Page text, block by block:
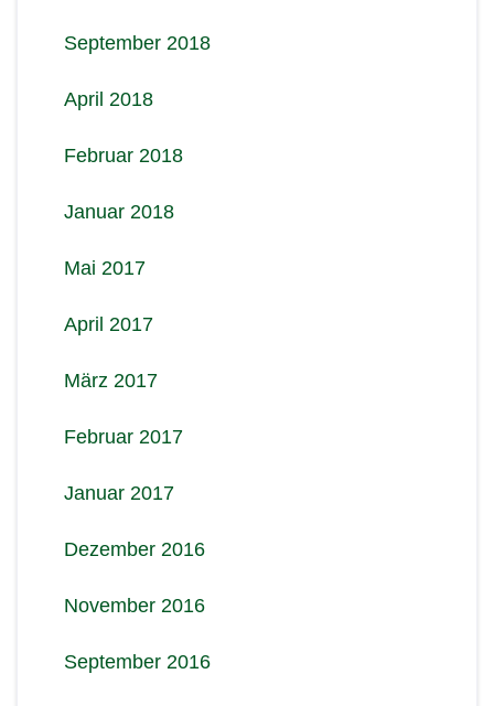
September 2018
April 2018
Februar 2018
Januar 2018
Mai 2017
April 2017
März 2017
Februar 2017
Januar 2017
Dezember 2016
November 2016
September 2016